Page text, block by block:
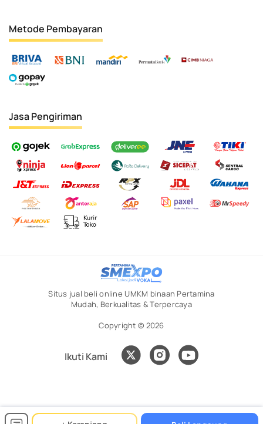
Metode Pembayaran
Jasa Pengiriman
Situs jual beli online UMKM binaan Pertamina
Mudah, Berkualitas & Terpercaya
Copyright © 2026
Ikuti Kami